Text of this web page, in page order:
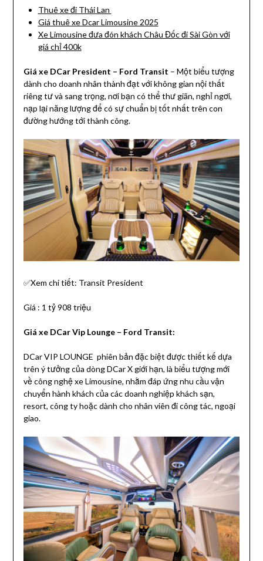
Thuê xe đi Thái Lan
Giá thuê xe Dcar Limousine 2025
Xe Limousine đưa đón khách Châu Đốc đi Sài Gòn với
giá chỉ 400k
Giá xe DCar President – Ford Transit – Một biểu tượng
dành cho doanh nhân thành đạt với không gian nội thất
riêng tư và sang trọng, nơi bạn có thể thư giãn, nghỉ ngơi,
nạp lại năng lượng để có sự chuẩn bị tốt nhất trên con
đường hướng tới thành công.
✅Xem chi tiết: Transit President
Giá : 1 tỷ 908 triệu
Giá xe DCar Vip Lounge – Ford Transit:
DCar VIP LOUNGE phiên bản đặc biệt được thiết kế dựa
trên ý tưởng của dòng DCar X giới hạn, là biểu tượng mới
về công nghệ xe Limousine, nhằm đáp ứng nhu cầu vận
chuyển hành khách của các doanh nghiệp khách sạn,
resort, công ty hoặc dành cho nhân viên đi công tác, ngoại
giao.